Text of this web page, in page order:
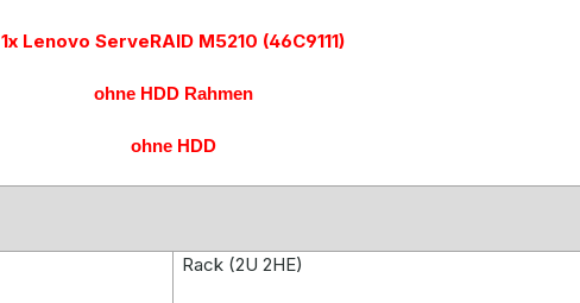
1x Lenovo ServeRAID M5210 (46C9111)
ohne HDD Rahmen
ohne HDD
Rack (2U 2HE)